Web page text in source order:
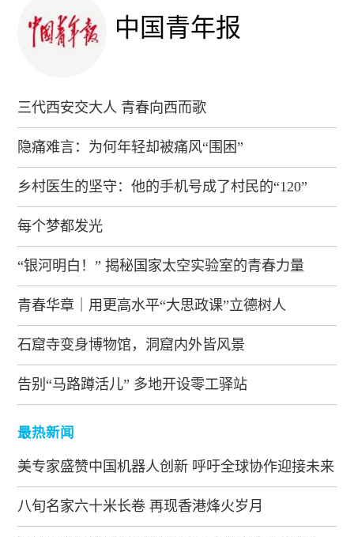
中国青年报
三代西安交大人 青春向西而歌
隐痛难言：为何年轻却被痛风“围困”
乡村医生的坚守：他的手机号成了村民的“120”
每个梦都发光
“银河明白！” 揭秘国家太空实验室的青春力量
青春华章｜用更高水平“大思政课”立德树人
石窟寺变身博物馆，洞窟内外皆风景
告别“马路蹲活儿” 多地开设零工驿站
最热新闻
美专家盛赞中国机器人创新 呼吁全球协作迎接未来
八旬名家六十米长卷 再现香港烽火岁月